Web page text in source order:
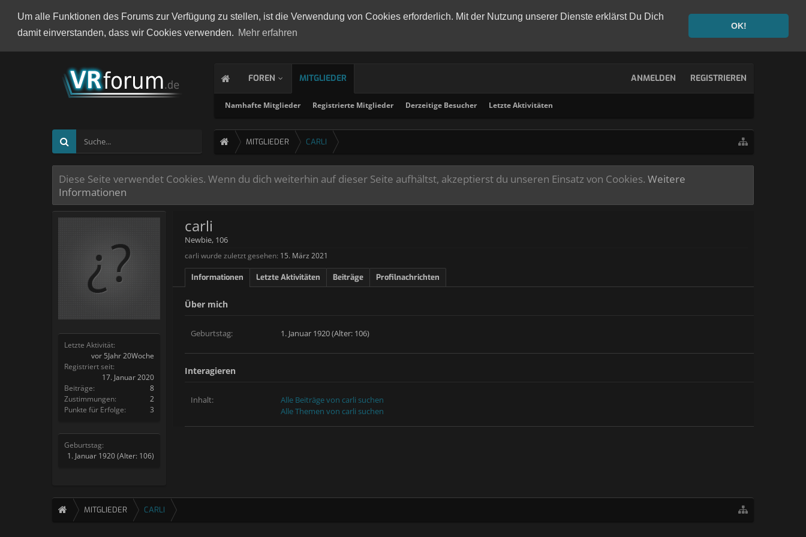
Um alle Funktionen des Forums zur Verfügung zu stellen, ist die Verwendung von Cookies erforderlich. Mit der Nutzung unserer Dienste erklärst Du Dich
damit einverstanden, dass wir Cookies verwenden. Mehr erfahren
OK!
FOREN MITGLIEDER
Namhafte Mitglieder Registrierte Mitglieder Derzeitige Besucher Letzte Aktivitäten
ANMELDEN REGISTRIEREN
MITGLIEDER CARLI
Diese Seite verwendet Cookies. Wenn du dich weiterhin auf dieser Seite aufhältst, akzeptierst du unseren Einsatz von Cookies. Weitere
Informationen
Letzte Aktivität:
vor 5Jahr 20Woche
Registriert seit:
17. Januar 2020
Beiträge:
8
Zustimmungen:
2
Punkte für Erfolge:
3
Geburtstag:
1. Januar 1920(Alter: 106)
carli
Newbie, 106
carli wurde zuletzt gesehen: 15. März 2021
Informationen Letzte Aktivitäten Beiträge Profilnachrichten
Über mich
Geburtstag: 1. Januar 1920 (Alter: 106)
Interagieren
Inhalt:
Alle Beiträge von carli suchen
Alle Themen von carli suchen
MITGLIEDER CARLI